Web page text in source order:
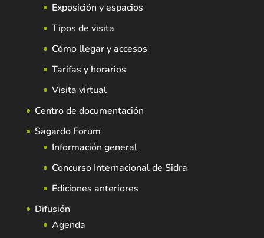
Exposición y espacios
Tipos de visita
Cómo llegar y accesos
Tarifas y horarios
Visita virtual
Centro de documentación
Sagardo Forum
Información general
Concurso Internacional de Sidra
Ediciones anteriores
Difusión
Agenda